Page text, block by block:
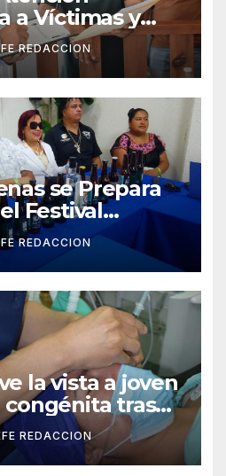
a Víctimas y
Coalcomán
REDACCION
se Prepara
Festival
la Cerveza
2026
REDACCION
la vista a joven
congénita tras
visual
REDACCION